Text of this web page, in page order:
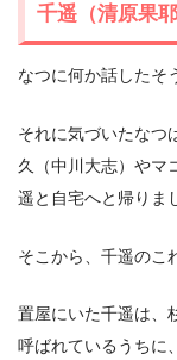
千遥（清原果
なつに何か話したそ
それに気づいたなつ
久（中川大志）やマ
遥と自宅へと帰りま
そこから、千遥のこ
置屋にいた千遥は、
呼ばれているうちに